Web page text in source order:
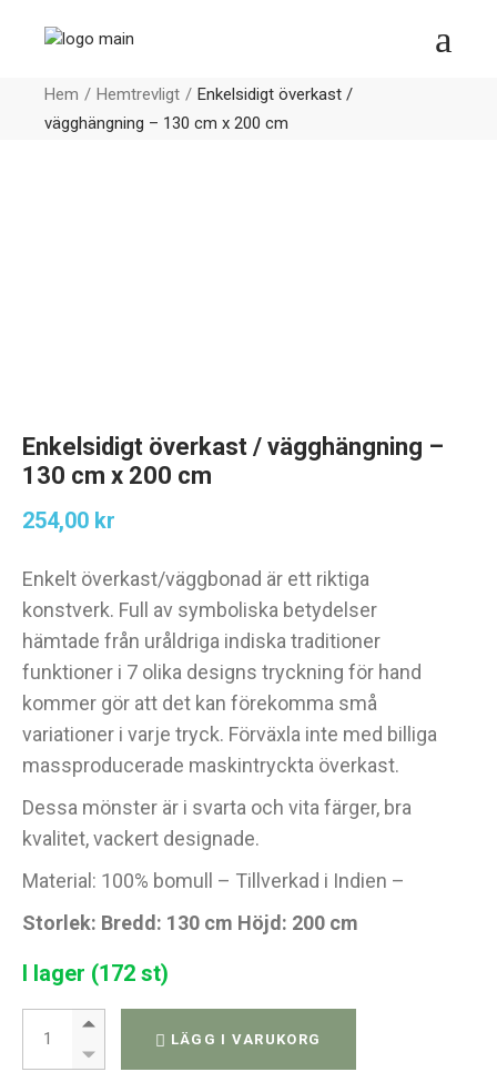
Hem Hemtrevligt
Enkelsidigt överkast /
vägghängning – 130 cm x 200 cm
Enkelsidigt överkast / vägghängning –
130 cm x 200 cm
254,00 kr
Enkelt överkast/väggbonad är ett riktiga
konstverk. Full av symboliska betydelser
hämtade från uråldriga indiska traditioner
funktioner i 7 olika designs tryckning för hand
kommer gör att det kan förekomma små
variationer i varje tryck. Förväxla inte med billiga
massproducerade maskintryckta överkast.
Dessa mönster är i svarta och vita färger, bra
kvalitet, vackert designade.
Material: 100% bomull – Tillverkad i Indien –
Storlek: Bredd: 130 cm Höjd: 200 cm
I lager (172 st)
Enkelsidigt överkast / vägghängning - 130 cm x 200 cm quantity
LÄGG I VARUKORG